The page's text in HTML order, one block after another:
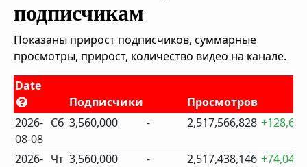
подписчикам
Показаны прирост подписчиков, суммарные
просмотры, прирост, количество видео на канале.
Date
Подписчики
Просмотров
2026-
08-08
Сб 3,560,000 - 2,517,566,828 +128,682
2026- Чт 3,560,000 - 2,517,438,146 +74,040